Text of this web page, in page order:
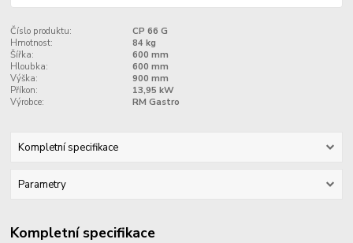
Číslo produktu:
CP 66 G
Hmotnost:
84 kg
Šířka:
600 mm
Hloubka:
600 mm
Výška:
900 mm
Příkon:
13,95 kW
Výrobce:
RM Gastro
Kompletní specifikace
Parametry
Kompletní specifikace